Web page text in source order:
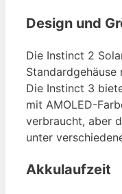
Design und
Die Instinct 2
Die Instinct 3
mit AMOLED-
verbraucht, aber
unter
Akkulaufzeit